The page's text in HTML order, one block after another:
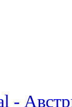
-